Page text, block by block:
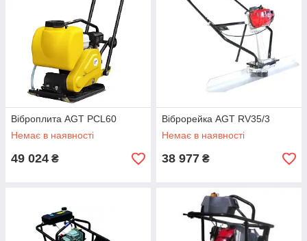
Віброплита AGT PCL60
Немає в наявності
49 024 ₴
Віброрейка AGT RV35/3
Немає в наявності
38 977 ₴